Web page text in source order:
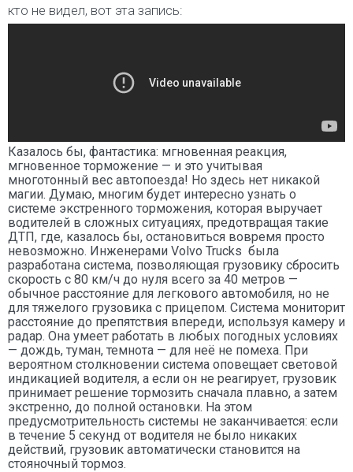
кто не видел, вот эта запись:
Казалось бы, фантастика: мгновенная реакция,
мгновенное торможение — и это учитывая
многотонный вес автопоезда! Но здесь нет никакой
магии. Думаю, многим будет интересно узнать о
системе экстренного торможения, которая выручает
водителей в сложных ситуациях, предотвращая такие
ДТП, где, казалось бы, остановиться вовремя просто
невозможно. Инженерами Volvo Trucks была
разработана система, позволяющая грузовику сбросить
скорость с 80 км/ч до нуля всего за 40 метров —
обычное расстояние для легкового автомобиля, но не
для тяжелого грузовика с прицепом. Система мониторит
расстояние до препятствия впереди, используя камеру и
радар. Она умеет работать в любых погодных условиях
— дождь, туман, темнота — для неё не помеха. При
вероятном столкновении система оповещает световой
индикацией водителя, а если он не реагирует, грузовик
принимает решение тормозить сначала плавно, а затем
экстренно, до полной остановки. На этом
предусмотрительность системы не заканчивается: если
в течение 5 секунд от водителя не было никаких
действий, грузовик автоматически становится на
стояночный тормоз.